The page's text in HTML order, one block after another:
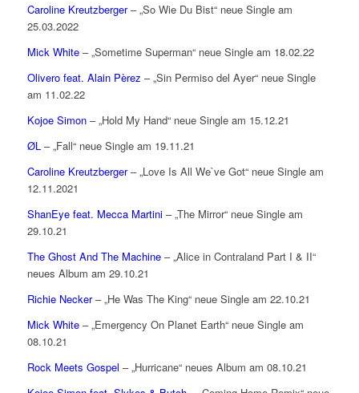
Caroline Kreutzberger– „So Wie Du Bist“ neue Single am
25.03.2022
Mick White– „Sometime Superman“ neue Single am 18.02.22
Olivero feat. Alain Pèrez – „Sin Permiso del Ayer“ neue Single
am 11.02.22
Kojoe Simon– „Hold My Hand“ neue Single am 15.12.21
ØL– „Fall“ neue Single am 19.11.21
Caroline Kreutzberger– „Love Is All We`ve Got“ neue Single am
12.11.2021
ShanEye feat. Mecca Martini– „The Mirror“ neue Single am
29.10.21
The Ghost And The Machine– „Alice in Contraland Part I & II“
neues Album am 29.10.21
Richie Necker– „He Was The King“ neue Single am 22.10.21
Mick White– „Emergency On Planet Earth“ neue Single am
08.10.21
Rock Meets Gospel – „Hurricane“ neues Album am 08.10.21